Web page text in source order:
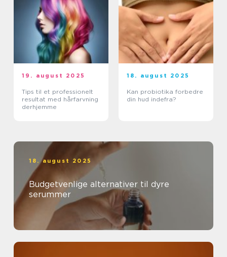
19. august 2025
Tips til et professionelt
resultat med hårfarvning
derhjemme
18. august 2025
Kan probiotika forbedre
din hud indefra?
18. august 2025
Budgetvenlige alternativer til dyre
serummer